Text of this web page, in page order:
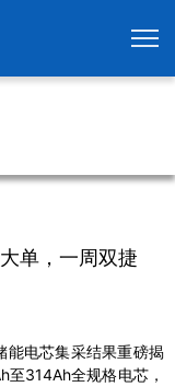
单，一周双捷
能电芯集采结果重磅揭
314Ah全规格电芯，